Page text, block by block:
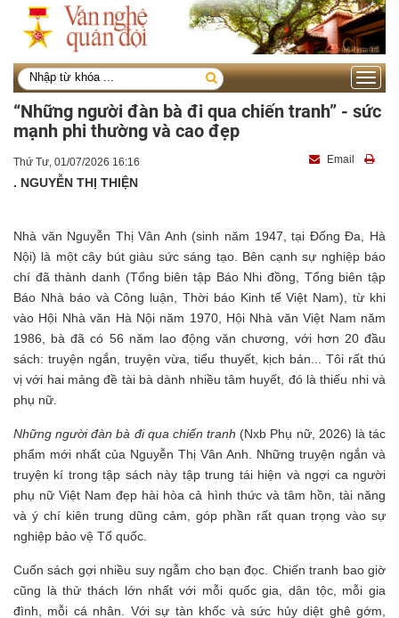
Toggle
“Những người đàn bà đi qua chiến tranh” - sức
mạnh phi thường và cao đẹp
Thứ Tư, 01/07/2026 16:16 Email
. NGUYỄN THỊ THIỆN
Nhà văn Nguyễn Thị Vân Anh (sinh năm 1947, tại Đống Đa, Hà
Nội) là một cây bút giàu sức sáng tạo. Bên cạnh sự nghiệp báo
chí đã thành danh (Tổng biên tập Báo Nhi đồng, Tổng biên tập
Báo Nhà báo và Công luận, Thời báo Kinh tế Việt Nam), từ khi
vào Hội Nhà văn Hà Nội năm 1970, Hội Nhà văn Việt Nam năm
1986, bà đã có 56 năm lao động văn chương, với hơn 20 đầu
sách: truyện ngắn, truyện vừa, tiểu thuyết, kịch bản... Tôi rất thú
vị với hai mảng đề tài bà dành nhiều tâm huyết, đó là thiếu nhi và
phụ nữ.
Những người đàn bà đi qua chiến tranh (Nxb Phụ nữ, 2026) là tác
phẩm mới nhất của Nguyễn Thị Vân Anh. Những truyện ngắn và
truyện kí trong tập sách này tập trung tái hiện và ngợi ca người
phụ nữ Việt Nam đẹp hài hòa cả hình thức và tâm hồn, tài năng
và ý chí kiên trung dũng cảm, góp phần rất quan trọng vào sự
nghiệp bảo vệ Tổ quốc.
Cuốn sách gợi nhiều suy ngẫm cho bạn đọc. Chiến tranh bao giờ
cũng là thử thách lớn nhất với mỗi quốc gia, dân tộc, mỗi gia
đình, mỗi cá nhân. Với sự tàn khốc và sức hủy diệt ghê gớm,